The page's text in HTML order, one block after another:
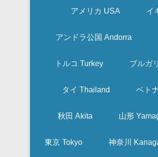
アメリカ USA イ
アンドラ公国 Andorra
トルコ Turkey ブルガ
タイ Thailand ベト
秋田 Akita 山形
東京 Tokyo 神奈川